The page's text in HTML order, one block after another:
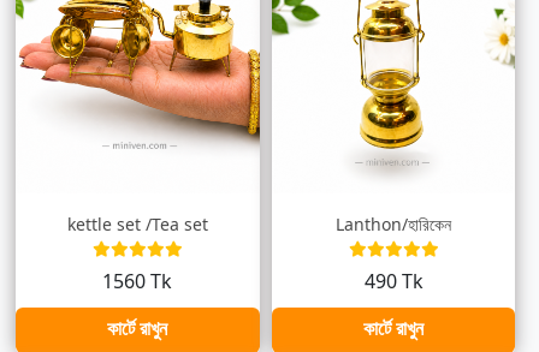
kettle set /Tea set
1560 Tk
কার্টে রাখুন
Lanthon/হারিকেন
490 Tk
কার্টে রাখুন